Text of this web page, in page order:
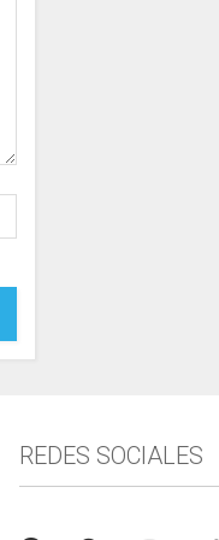
REDES SOCIALES